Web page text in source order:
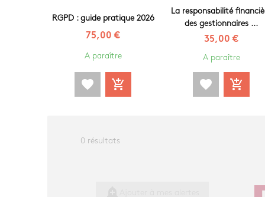
RGPD : guide pratique 2026
75,00 €
A paraître
favorite add_shopping_cart
La responsabilité
des gestionnaires ...
35,00 €
A paraître
favorite add_shopping_cart
0 résultats